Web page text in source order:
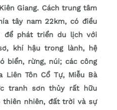
Giang. Cách trung tâm
tây nam 22km, có điều
để phát triển du lịch với
khí hậu trong lành, hệ
biển, rừng, núi; các công
Liên Tôn Cổ Tự, Miễu Bà
tranh sơn thủy rất hữu
nhiên, đất trời và sự